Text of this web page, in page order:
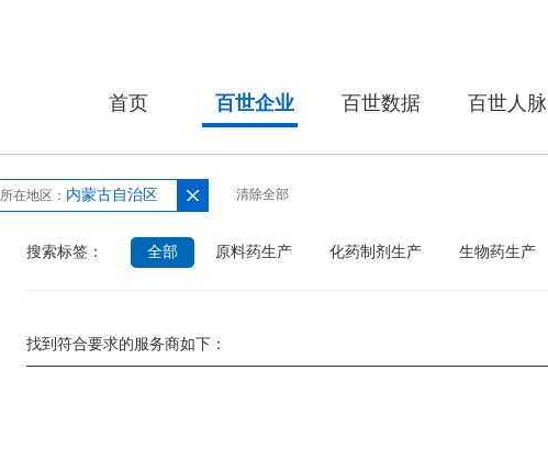
首页 百世企业 百世数据 百世人脉
所在地区： 内蒙古自治区 清除全部
搜索标签： 全部 原料药生产 化药制剂生产 生物药生产
找到符合要求的服务商如下：